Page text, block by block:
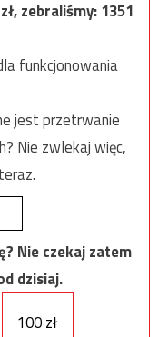
zł, zebraliśmy:1351
funkcjonowania
jest przetrwanie
Nie zwlekaj więc,
Nie czekaj zatem
dzisiaj.
100 zł